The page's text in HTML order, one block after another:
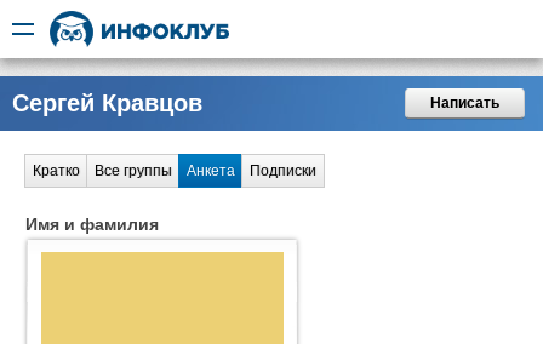
Сергей Кравцов Написать
Кратко Все группы Анкета Подписки
Имя и фамилия